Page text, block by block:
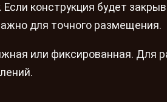
конструкция будет
для точного размещения.
или фиксированная. Для